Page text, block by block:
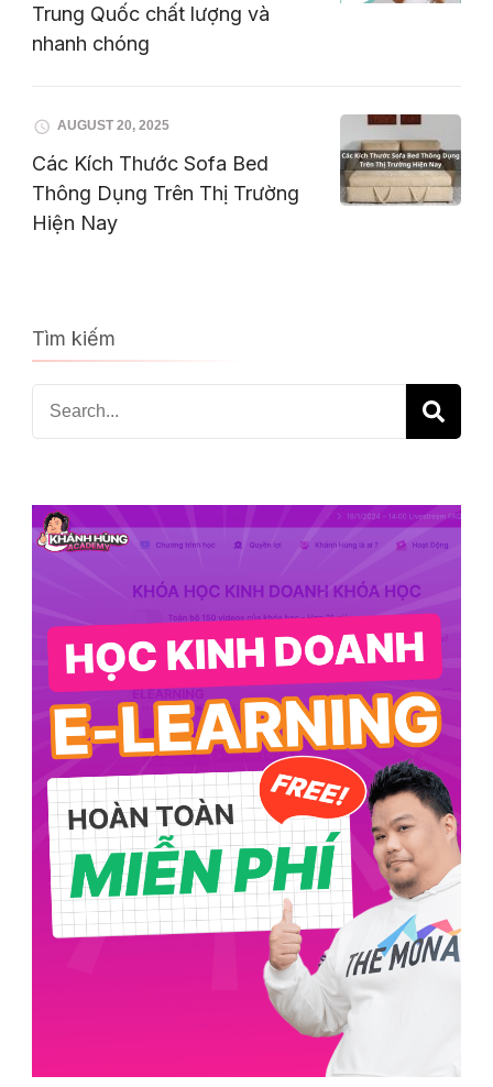
Trung Quốc chất lượng và
nhanh chóng
AUGUST 20, 2025
Các Kích Thước Sofa Bed
Thông Dụng Trên Thị Trường
Hiện Nay
Tìm kiếm
Search
for: